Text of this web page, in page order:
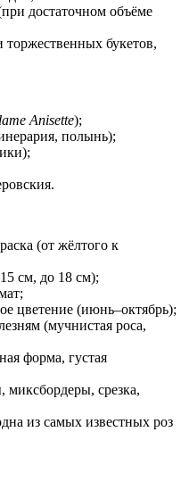
достаточном объёме
букетов,
Anisette);
полынь);
(от жёлтого к
см, до 18 см);
цветение (июнь–октябрь);
(мучнистая роса,
форма, густая
миксбордеры, срезка,
из самых известных роз